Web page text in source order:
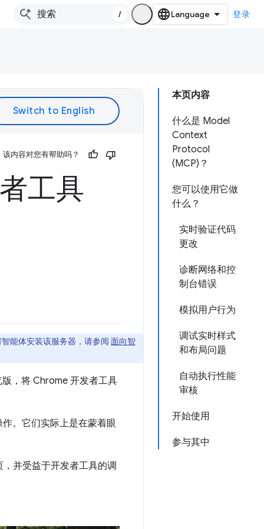
/ 登录
本页内容
什么是 Model
Context
Protocol
(MCP)？
您可以使用它做
什么？
实时验证代码
更改
诊断网络和控
制台错误
模拟用户行为
调试实时样式
和布局问题
自动执行性能
审核
开始使用
参与其中
该内容对您有帮助吗？
工具
能体安装该服务器，请参阅 面向智
，将 Chrome 开发者工具
。它们实际上是在蒙着眼
并受益于开发者工具的调